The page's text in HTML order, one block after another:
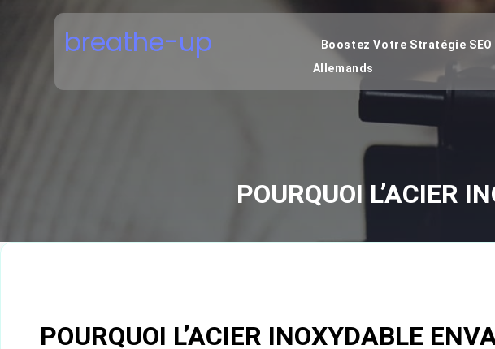
breathe-up
Boostez Votre Stratégie
Allemands
POURQUOI L’ACIER
POURQUOI L’ACIER INOXYDABLE